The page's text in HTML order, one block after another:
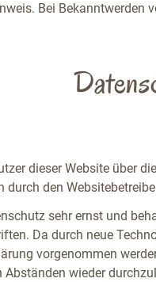
Bei Bekanntwerden
dieser Website über
durch den
sehr ernst und
Da durch neue
vorgenommen
wieder